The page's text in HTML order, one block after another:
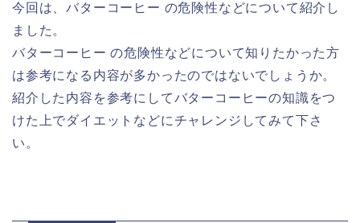
今回は、バターコーヒー の危険性などについて紹介し
ました。
バターコーヒー の危険性などについて知りたかった方
は参考になる内容が多かったのではないでしょうか。
紹介した内容を参考にしてバターコーヒーの知識をつ
けた上でダイエットなどにチャレンジしてみて下さ
い。